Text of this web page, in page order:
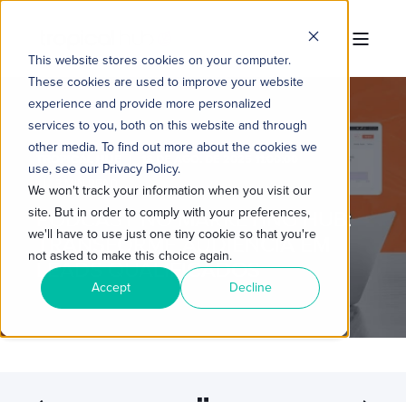
This website stores cookies on your computer.
These cookies are used to improve your website
experience and provide more personalized
services to you, both on this website and through
other media. To find out more about the cookies we
use, see our Privacy Policy.
We won't track your information when you visit our
site. But in order to comply with your preferences,
we'll have to use just one tiny cookie so that you're
not asked to make this choice again.
Accept Decline
3 MIN READ
PODCAST NO MARKETING HUB:
TRANSFORME AUDIÊNCIA EM
LEADS QUALIFICADOS